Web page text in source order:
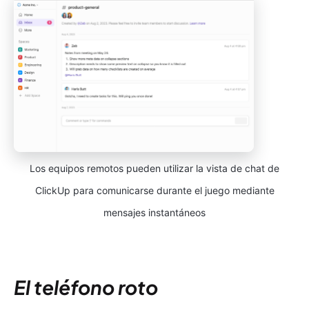
Los equipos remotos pueden utilizar la vista de chat de
ClickUp para comunicarse durante el juego mediante
mensajes instantáneos
El teléfono roto